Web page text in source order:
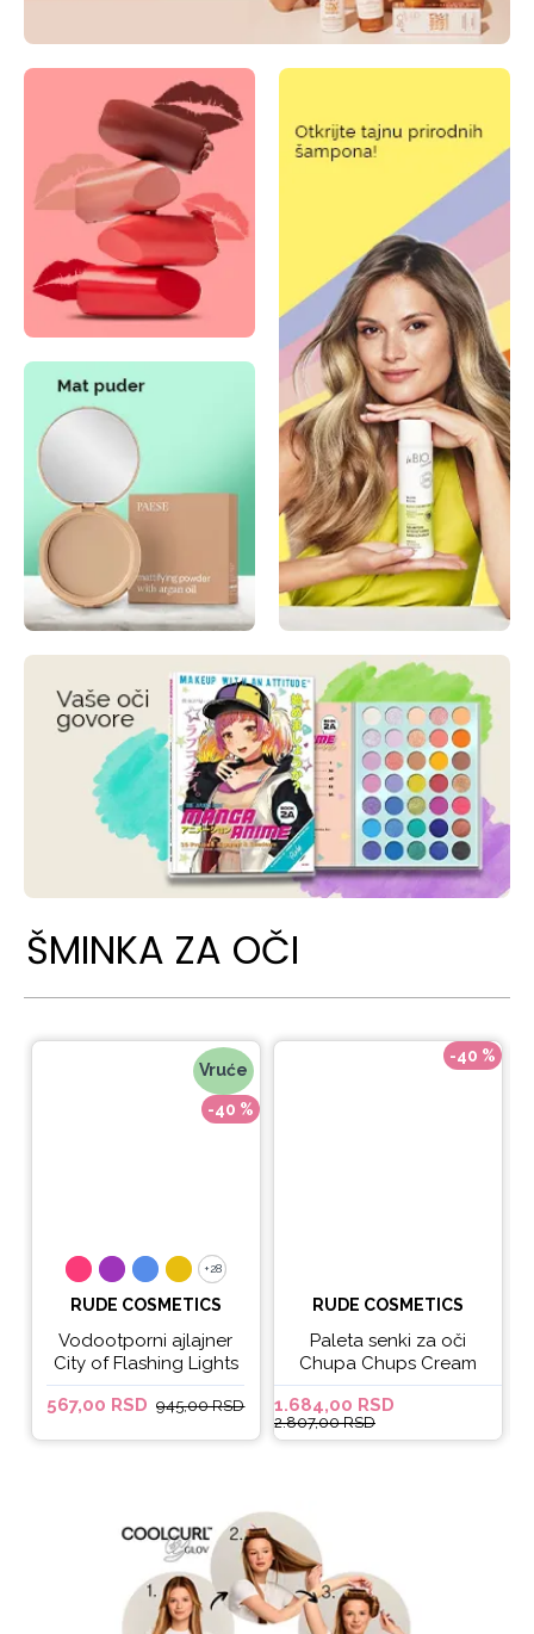
ŠMINKA ZA OČI
Vruće
-40 %
+28
+28
RUDE COSMETICS
Vodootporni ajlajner
City of Flashing Lights
Micro Retractable Liner
- It's Lit
567,00 RSD 945,00 RSD
-40 %
RUDE COSMETICS
Paleta senki za oči
Chupa Chups Cream
Soda
1.684,00 RSD
2.807,00 RSD